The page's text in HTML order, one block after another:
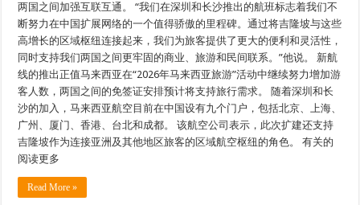
两国之间加强互联互通。 “我们在深圳和长沙推出的航班标志着我们不
断努力在中国扩展网络的一个值得骄傲的里程碑。通过将吉隆坡与这些
高增长的区域枢纽连接起来，我们为旅客提供了更大的便利和灵活性，
同时支持我们两国之间更牢固的商业、旅游和民间联系。”他说。 新航
线的推出正值马来西亚在“2026年马来西亚旅游”活动中继续努力增加游
客人数，两国之间的免签证安排预计将支持旅行需求。 随着深圳和长
沙的加入，马来西亚航空目前在中国设有九个门户，包括北京、上海、
广州、厦门、香港、台北和成都。 该航空公司表示，此次扩建还支持
吉隆坡作为连接亚洲及其他地区旅客的区域航空枢纽的角色。 有关的
阅读更多
Read More »